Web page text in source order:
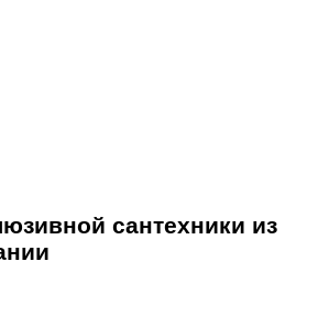
сантехники из